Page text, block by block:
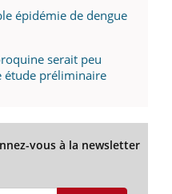
épidémie de dengue
serait peu
étude préliminaire
vous à la newsletter